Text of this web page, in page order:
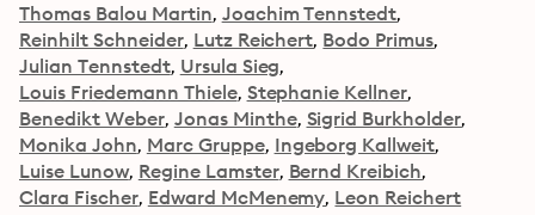
Thomas Balou Martin Joachim Tennstedt
Reinhilt Schneider Lutz Reichert Bodo Primus
Julian Tennstedt Ursula Sieg
Louis Friedemann Thiele Stephanie Kellner
Benedikt Weber Jonas Minthe Sigrid Burkholder
Monika John Marc Gruppe Ingeborg Kallweit
Luise Lunow Regine Lamster Bernd Kreibich
Clara Fischer Edward McMenemy Leon Reichert